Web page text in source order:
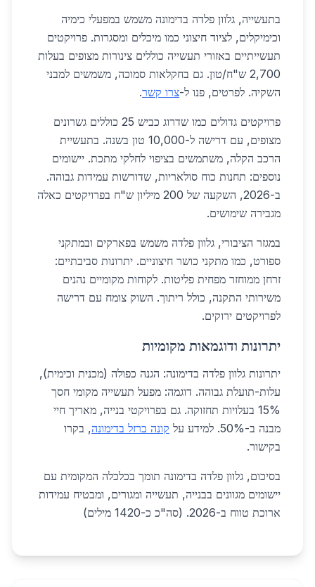
בתעשייה, גלוון פלדה בדימונה משמש במפעלי כימיה
וכימיקלים, לציוד חיצוני כמו מיכלים ומסגרות. פרויקטים
תעשייתיים באזורי תעשייה כוללים צינורות מצופים בעלות
2,700 ש"ח/טון. גם בחקלאות סמוכה, משמשים למבני
השקיה. לפרטים, פנו ל-צרו קשר.
פרויקטים גדולים כמו שדרוג כביש 25 כוללים גשרונים
מצופים, עם דרישה ל-10,000 טון בשנה. בתעשיית
הרכב הקלה, משתמשים בציפוי לחלקי מתכת. יישומים
נוספים: תחנות כוח סולאריות, שדורשות עמידות גבוהה.
ב-2026, השקעה של 200 מיליון ש"ח בפרויקטים כאלה
מגבירה שימושים.
במגזר הציבורי, גלוון פלדה משמש בפארקים ובמתקני
ספורט, כמו מתקני כושר חיצוניים. יתרונות סביבתיים:
זרחן ממוחזר מפחית פליטות. לקוחות מקומיים נהנים
משירותי התקנה, כולל ריתוך. השוק צומח עם דרישה
לפרויקטים ירוקים.
יתרונות ודוגמאות מקומיות
יתרונות גלוון פלדה בדימונה: הגנה כפולה (מכנית וכימית),
עלות-תועלת גבוהה. דוגמה: מפעל תעשייה מקומי חסך
15% בעלויות תחזוקה. גם בפרויקטי בנייה, מאריך חיי
מבנה ב-50%. למידע על
קונה ברזל בדימונה, בקרו
בקישור.
בסיכום, גלוון פלדה בדימונה תומך בכלכלה המקומית עם
יישומים מגוונים בבנייה, תעשייה ומגורים, ומבטיח עמידות
ארוכת טווח ב-2026. (סה"כ כ-1420 מילים)